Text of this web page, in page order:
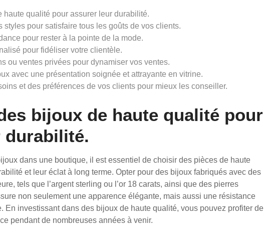
haute qualité pour assurer leur durabilité.
styles pour satisfaire tous les goûts de vos clients.
pour rester à la pointe de la mode.
pour fidéliser votre clientèle.
ou ventes privées pour dynamiser vos ventes.
avec une présentation soignée et attrayante en vitrine.
et des préférences de vos clients pour mieux les conseiller.
bijoux de haute qualité pour
durabilité.
dans une boutique, il est essentiel de choisir des pièces de haute
et leur éclat à long terme. Opter pour des bijoux fabriqués avec des
tels que l’argent sterling ou l’or 18 carats, ainsi que des pierres
non seulement une apparence élégante, mais aussi une résistance
En investissant dans des bijoux de haute qualité, vous pouvez profiter de
pendant de nombreuses années à venir.